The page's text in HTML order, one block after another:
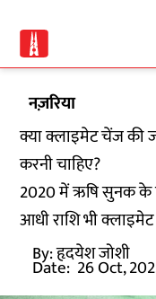
नज़रिया
क्या क्लाइमेट चेंज की
करनी चाहिए?
2020 में ऋषि सुनक के
आधी राशि भी
By:हृदयेश जोशी
Date: 26 Oct,